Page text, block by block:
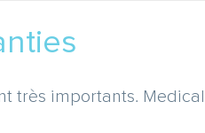
très importants.